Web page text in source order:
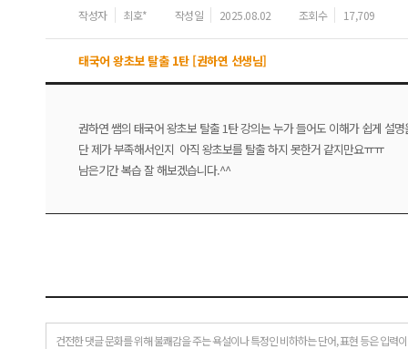
작성자 최호* 작성일 2025.08.02 조회수 17,709
태국어 왕초보 탈출 1탄 [권하연 선생님]
권하연 쌤의 태국어 왕초보 탈출 1탄 강의는 누가 들어도 이해가 쉽게 설
단 제가 부족해서인지 아직 왕초보를 탈출 하지 못한거 같지만요ㅠㅠ
남은기간 복습 잘 해보겠습니다.^^
건전한 댓글 문화를 위해 불쾌감을 주는 욕설이나 특정인 비하하는 단어, 표현 등은 입력